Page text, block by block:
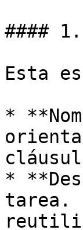
####
Esta
*
*
tarea.